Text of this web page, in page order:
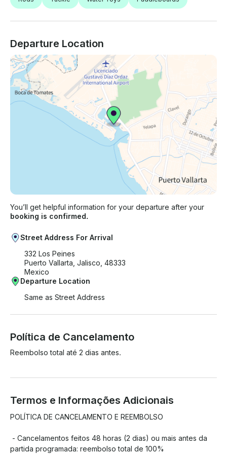
Departure Location
You’ll get helpful information for your departure after your
booking is confirmed.
Street Address For Arrival
332 Los Peines
Puerto Vallarta, Jalisco, 48333
Mexico
Departure Location
Same as Street Address
Política de Cancelamento
Reembolso total até 2 dias antes.
Termos e Informações Adicionais
POLÍTICA DE CANCELAMENTO E REEMBOLSO
partida programada: reembolso total de 100%